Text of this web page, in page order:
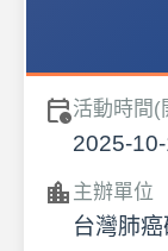
calendar_clock活動時間(
2025-
location_city 主辦單位
台灣肺